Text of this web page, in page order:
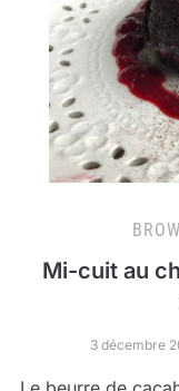
Mi-cuit au
3 décembre